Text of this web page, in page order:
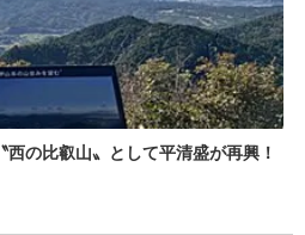
の比叡山〟として平清盛が再興！